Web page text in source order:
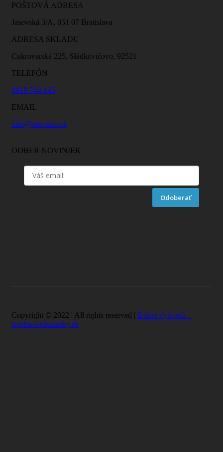
POŠTOVÁ ADRESA
Jasovská 3/A, 851 07 Bratislava
ADRESA SKLADU
Cukrovarská 225, Sládkovičovo, 92521
TELEFÓN
0918 744 145
EMAIL
info@mercator.sk
ODBER NOVINIEK
Odoberať
Copyright © 2022 | All rights reserved | Eshop vytvorili –
tvorba-webstranky.sk